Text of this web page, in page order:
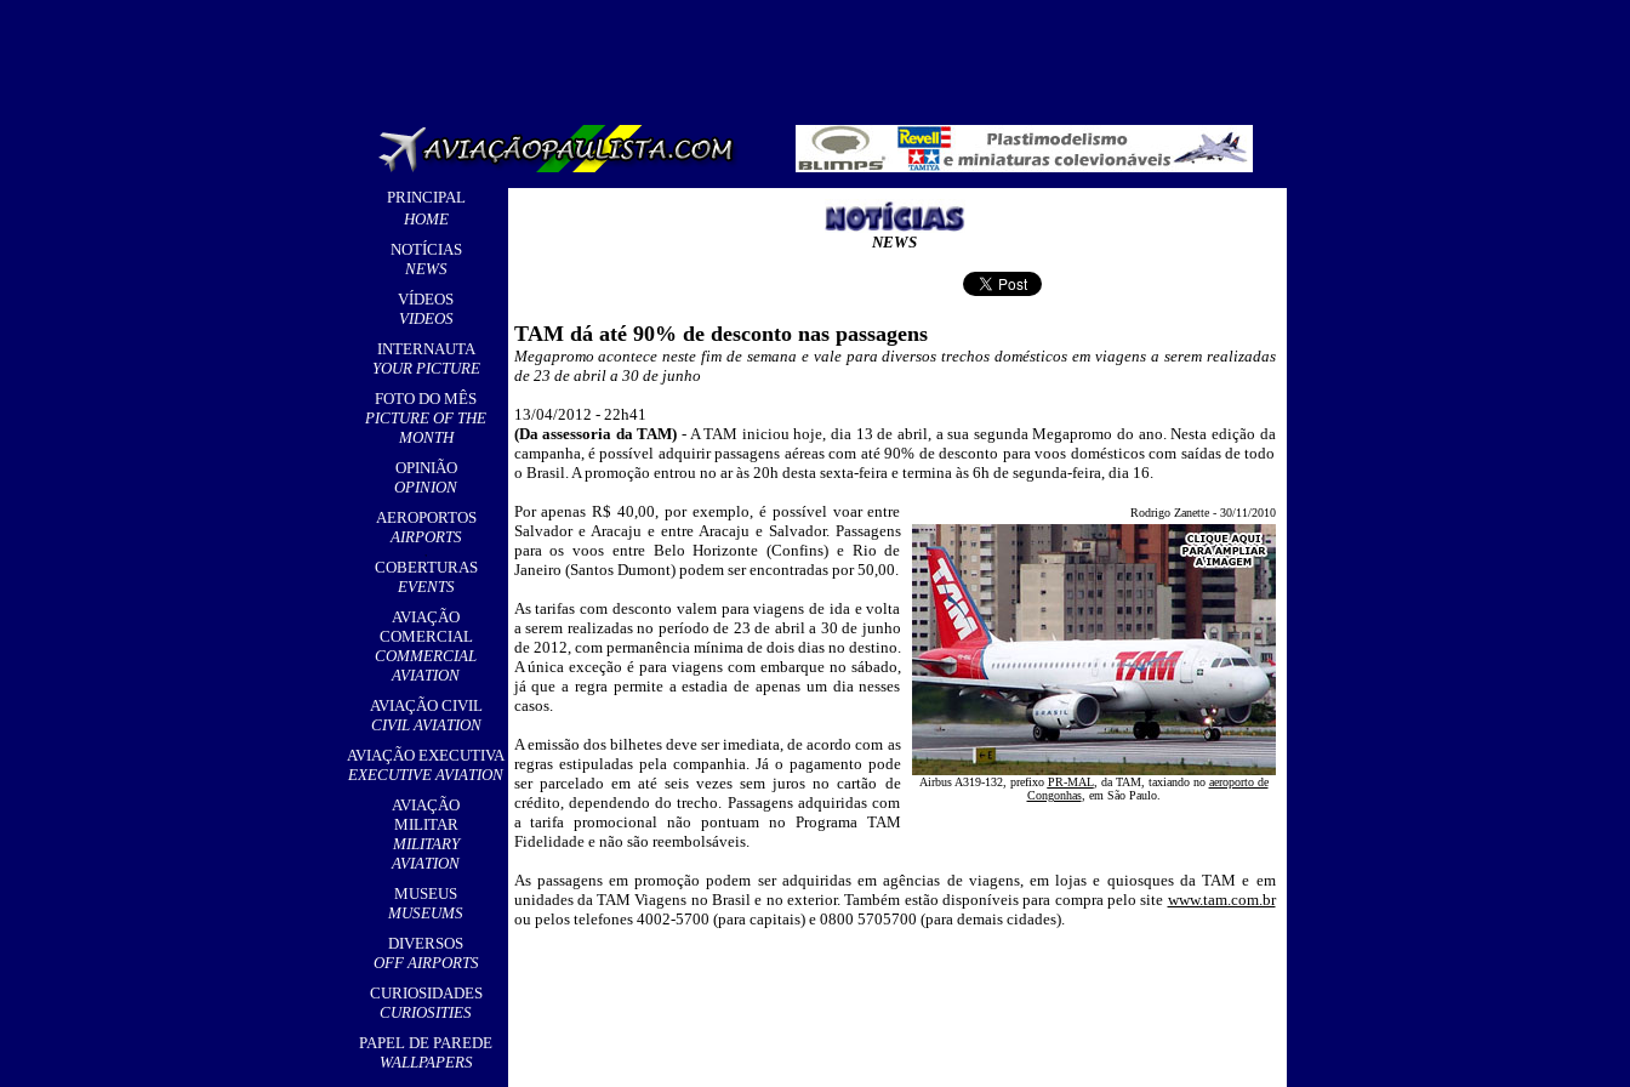
PRINCIPAL
HOME
NOTÍCIAS
NEWS
VÍDEOS
VIDEOS
INTERNAUTA
YOUR PICTURE
FOTO DO MÊS
PICTURE OF THE
MONTH
OPINIÃO
OPINION
AEROPORTOS
AIRPORTS
,
COBERTURAS
EVENTS
AVIAÇÃO
COMERCIAL
COMMERCIAL
AVIATION
AVIAÇÃO CIVIL
CIVIL AVIATION
AVIAÇÃO EXECUTIVA
EXECUTIVE AVIATION
AVIAÇÃO
MILITAR
MILITARY
AVIATION
MUSEUS
MUSEUMS
DIVERSOS
OFF AIRPORTS
CURIOSIDADES
CURIOSITIES
PAPEL DE PAREDE
WALLPAPERS
NEWS
TAM dá até 90% de desconto nas passagens
Megapromo acontece neste fim de semana e vale para diversos trechos domésticos em viagens a serem realizadas
de 23 de abril a 30 de junho
13/04/2012 - 22h41
(Da assessoria da TAM) - A TAM iniciou hoje, dia 13 de abril, a sua segunda Megapromo do ano. Nesta edição da
campanha, é possível adquirir passagens aéreas com até 90% de desconto para voos domésticos com saídas de todo
o Brasil. A promoção entrou no ar às 20h desta sexta-feira e termina às 6h de segunda-feira, dia 16.
Rodrigo Zanette - 30/11/2010
Airbus A319-132, prefixo PR-MAL, da TAM, taxiando no aeroporto de
Congonhas, em São Paulo.
Por apenas R$ 40,00, por exemplo, é possível voar entre
Salvador e Aracaju e entre Aracaju e Salvador. Passagens
para os voos entre Belo Horizonte (Confins) e Rio de
Janeiro (Santos Dumont) podem ser encontradas por 50,00.
As tarifas com desconto valem para viagens de ida e volta
a serem realizadas no período de 23 de abril a 30 de junho
de 2012, com permanência mínima de dois dias no destino.
A única exceção é para viagens com embarque no sábado,
já que a regra permite a estadia de apenas um dia nesses
casos.
A emissão dos bilhetes deve ser imediata, de acordo com as
regras estipuladas pela companhia. Já o pagamento pode
ser parcelado em até seis vezes sem juros no cartão de
crédito, dependendo do trecho. Passagens adquiridas com
a tarifa promocional não pontuam no Programa TAM
Fidelidade e não são reembolsáveis.
As passagens em promoção podem ser adquiridas em agências de viagens, em lojas e quiosques da TAM e em
unidades da TAM Viagens no Brasil e no exterior. Também estão disponíveis para compra pelo site www.tam.com.br
ou pelos telefones 4002-5700 (para capitais) e 0800 5705700 (para demais cidades).